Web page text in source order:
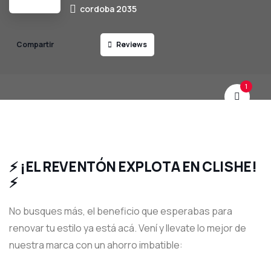
cordoba 2035
Reviews
1
⚡ ¡EL REVENTÓN EXPLOTA EN CLISHE!
⚡
No busques más, el beneficio que esperabas para
renovar tu estilo ya está acá. Vení y llevate lo mejor de
nuestra marca con un ahorro imbatible: